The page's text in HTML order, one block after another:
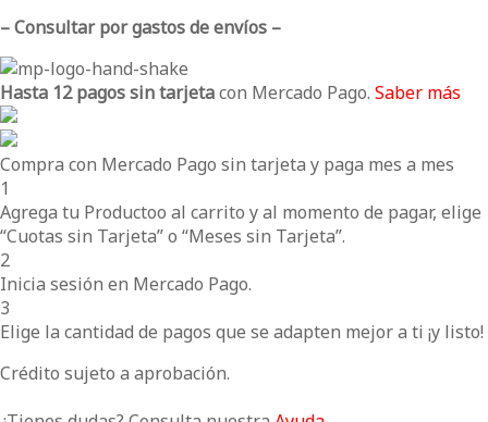
– Consultar por gastos de envíos –
Hasta 12 pagos sin tarjetacon Mercado Pago. Saber más
Compra con Mercado Pago sin tarjeta y paga mes a mes
1
Agrega tu Productoo al carrito y al momento de pagar, elige
“Cuotas sin Tarjeta” o “Meses sin Tarjeta”.
2
Inicia sesión en Mercado Pago.
3
Elige la cantidad de pagos que se adapten mejor a ti ¡y listo!
Crédito sujeto a aprobación.